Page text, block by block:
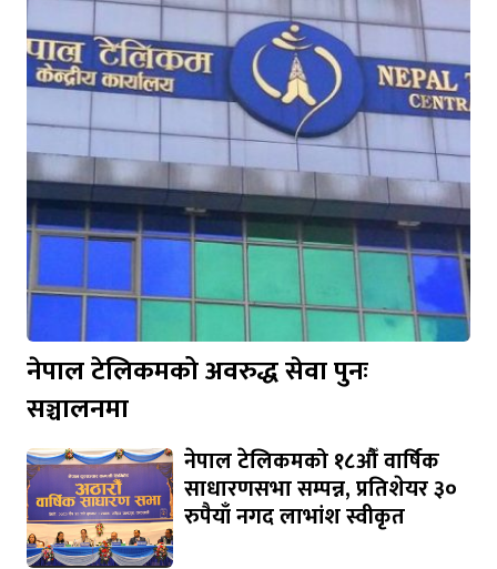
नेपाल टेलिकमको अवरुद्ध सेवा पुनः
सञ्चालनमा
नेपाल टेलिकमको १८औँ वार्षिक
साधारणसभा सम्पन्न, प्रतिशेयर ३०
रुपैयाँ नगद लाभांश स्वीकृत